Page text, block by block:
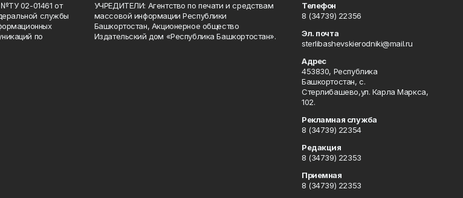
02-01461 от
службы
по
УЧРЕДИТЕЛИ: Агентство по печати и средствам
массовой информации Республики
Башкортостан, Акционерное общество
Издательский дом «Республика Башкортостан».
Телефон
8 (34739) 22356
Эл. почта
sterlibashevskierodniki@mail.ru
Адрес
453830, Республика
Башкортостан, c.
Стерлибашево,ул. Карла Маркса,
102.
Рекламная служба
8 (34739) 22354
Редакция
8 (34739) 22353
Приемная
8 (34739) 22353